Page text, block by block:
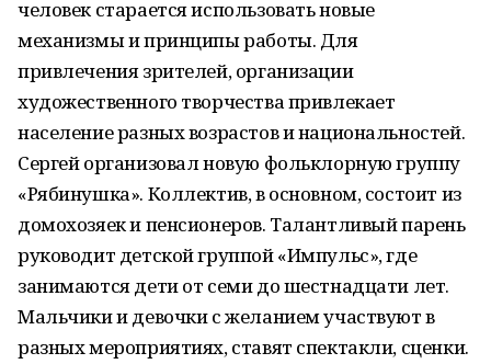
человек старается использовать новые
механизмы и принципы работы. Для
привлечения зрителей, организации
художественного творчества привлекает
население разных возрастов и национальностей.
Сергей организовал новую фольклорную группу
«Рябинушка». Коллектив, в основном, состоит из
домохозяек и пенсионеров. Талантливый парень
руководит детской группой «Импульс», где
занимаются дети от семи до шестнадцати лет.
Мальчики и девочки с желанием участвуют в
разных мероприятиях, ставят спектакли, сценки.